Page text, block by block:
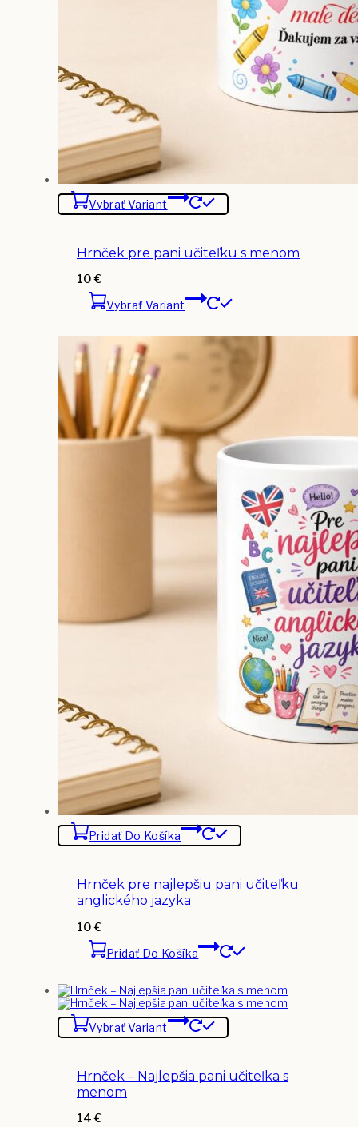
Vybrať Variant
Hrnček pre pani učiteľku s menom
10€
Vybrať Variant
Pridať Do Košíka
Hrnček pre najlepšiu pani učiteľku
anglického jazyka
10€
Pridať Do Košíka
Vybrať Variant
Hrnček – Najlepšia pani učiteľka s
menom
14€